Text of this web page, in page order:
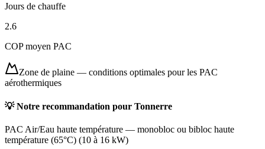
Jours de chauffe
2.6
COP moyen PAC
Zone de plaine — conditions optimales pour les PAC
aérothermiques
💡 Notre recommandation pour Tonnerre
PAC Air/Eau haute température — monobloc ou bibloc haute
température (65°C) (10 à 16 kW)